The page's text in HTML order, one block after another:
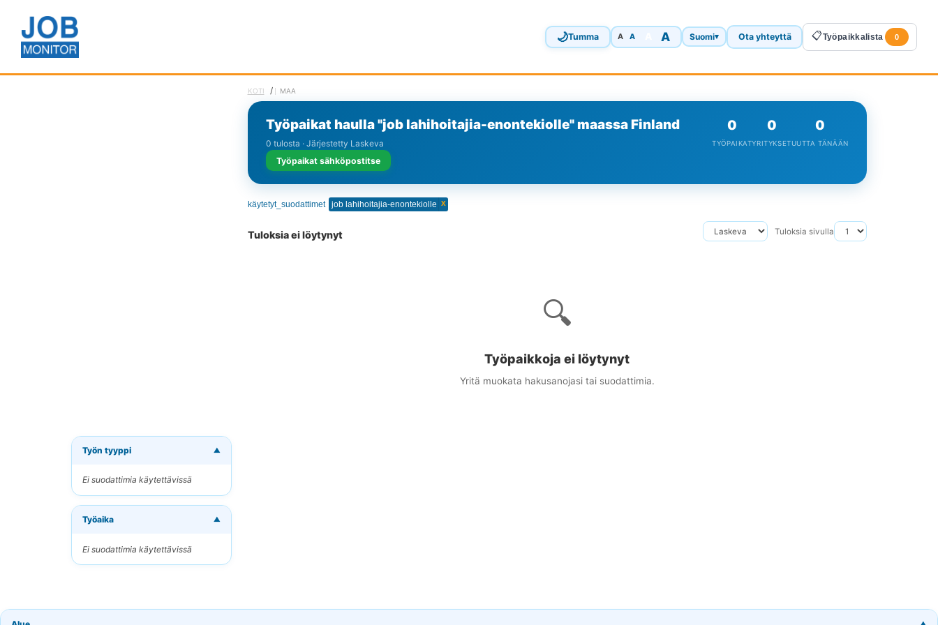
🌙Tumma A A A Suomi▾ Ota yhteyttä 📋Työpaikkalista 0
KOTI / MAA
Työpaikat haulla "job lahihoitajia-enontekiolle" maassa Finland
0 tulosta · Järjestetty Laskeva
0
TYÖPAIKAT
0
YRITYKSET
0
UUTTA TÄNÄÄN
Työpaikat sähköpostitse
käytetyt_suodattimet job lahihoitajia-enontekiolle x
Tuloksia ei löytynyt Tuloksia sivulla
🔍
Työpaikkoja ei löytynyt
Yritä muokata hakusanojasi tai suodattimia.
Työn tyyppi ▼
Ei suodattimia käytettävissä
Työaika ▼
Ei suodattimia käytettävissä